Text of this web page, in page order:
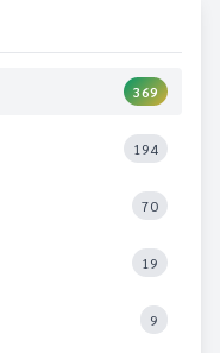
369
194
70
19
9